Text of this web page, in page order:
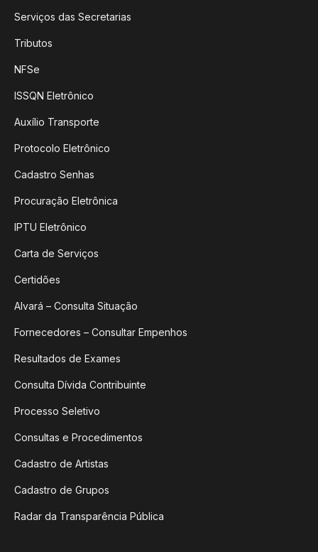
Serviços das Secretarias
Tributos
NFSe
ISSQN Eletrônico
Auxílio Transporte
Protocolo Eletrônico
Cadastro Senhas
Procuração Eletrônica
IPTU Eletrônico
Carta de Serviços
Certidões
Alvará – Consulta Situação
Fornecedores – Consultar Empenhos
Resultados de Exames
Consulta Dívida Contribuinte
Processo Seletivo
Consultas e Procedimentos
Cadastro de Artistas
Cadastro de Grupos
Radar da Transparência Pública